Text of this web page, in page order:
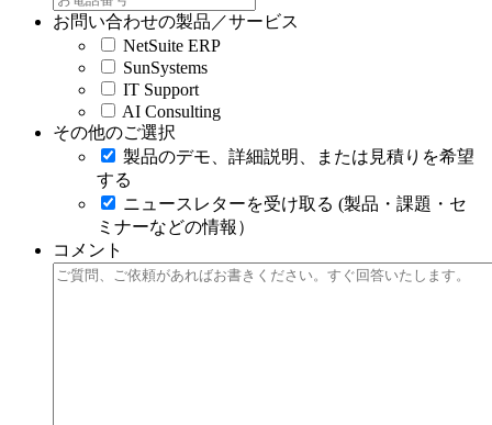
お問い合わせの製品／サービス
NetSuite ERP
SunSystems
IT Support
AI Consulting
その他のご選択
製品のデモ、詳細説明、または見積りを希望
する
ニュースレターを受け取る (製品・課題・セ
ミナーなどの情報）
コメント